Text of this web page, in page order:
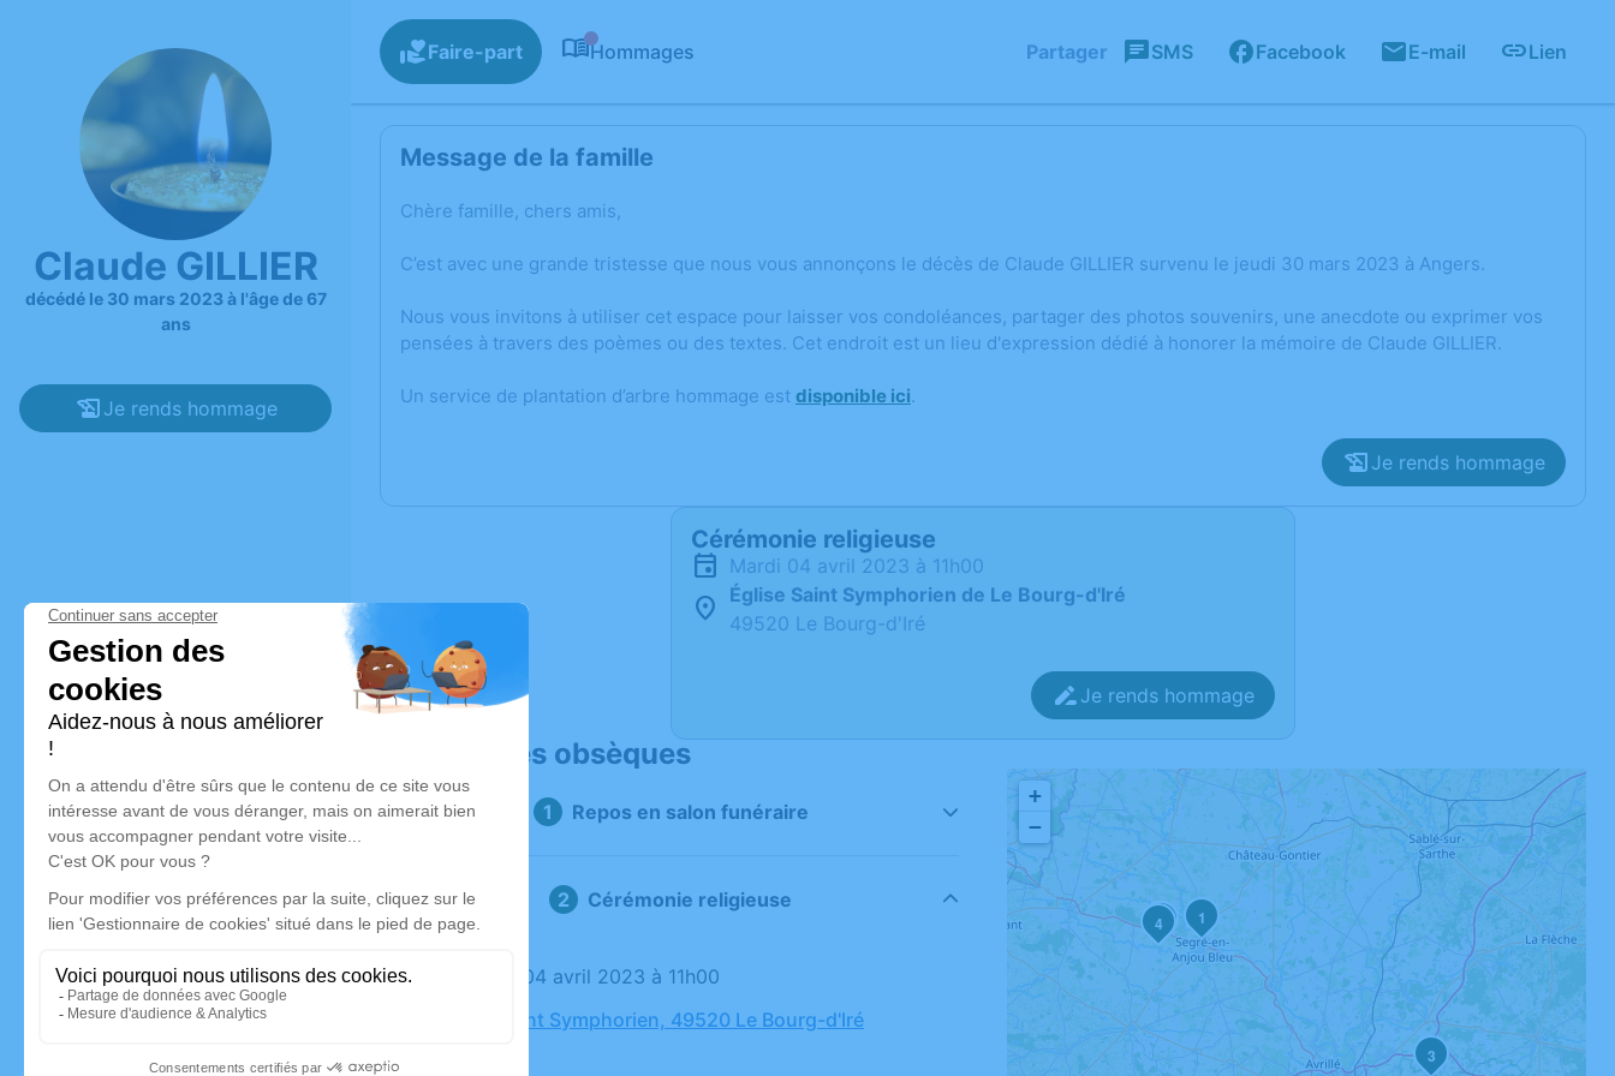
Claude GILLIER
décédé le 30 mars 2023 à l'âge de 67
ans
Je rends hommage
Faire-part Hommages Partager SMS Facebook E-mail Lien
Message de la famille
Chère famille, chers amis,
C’est avec une grande tristesse que nous vous annonçons le décès de Claude GILLIER survenu le jeudi 30 mars 2023 à Angers.
Nous vous invitons à utiliser cet espace pour laisser vos condoléances, partager des photos souvenirs, une anecdote ou exprimer vos
pensées à travers des poèmes ou des textes. Cet endroit est un lieu d'expression dédié à honorer la mémoire de Claude GILLIER.
Un service de plantation d’arbre hommage est disponible ici.
Je rends hommage
Cérémonie religieuse
mardi 04 avril 2023 à 11h00
Église Saint Symphorien de Le Bourg-d'Iré
49520 Le Bourg-d'Iré
Je rends hommage
Déroulé des obsèques
Repos en salon funéraire
Cérémonie religieuse
Le mardi 04 avril 2023 à 11h00
Église Saint Symphorien, 49520 Le Bourg-d'Iré
1
2
3
4
+
−